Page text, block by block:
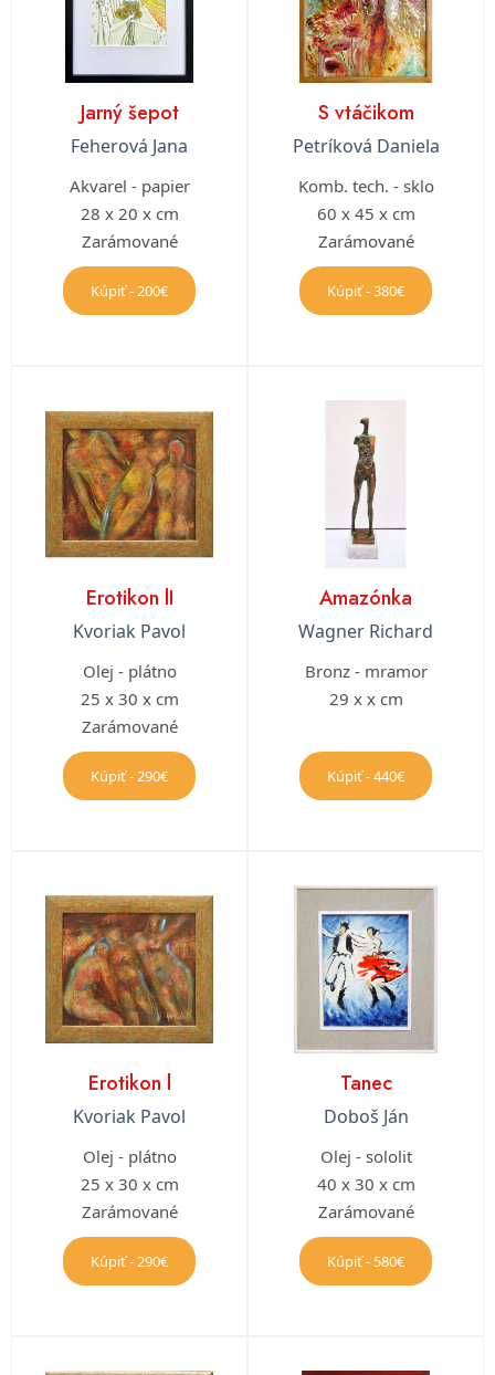
Jarný šepot
Feherová Jana
Akvarel - papier
28 x 20 x cm
Zarámované
Kúpiť - 200€
S vtáčikom
Petríková Daniela
Komb. tech. - sklo
60 x 45 x cm
Zarámované
Kúpiť - 380€
Erotikon lI
Kvoriak Pavol
Olej - plátno
25 x 30 x cm
Zarámované
Kúpiť - 290€
Amazónka
Wagner Richard
Bronz - mramor
29 x x cm
Kúpiť - 440€
Erotikon l
Kvoriak Pavol
Olej - plátno
25 x 30 x cm
Zarámované
Kúpiť - 290€
Tanec
Doboš Ján
Olej - sololit
40 x 30 x cm
Zarámované
Kúpiť - 580€